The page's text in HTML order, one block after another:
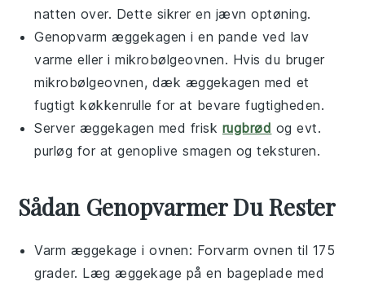
natten over. Dette sikrer en jævn optøning.
Genopvarm æggekagen i en pande ved lav
varme eller i mikrobølgeovnen. Hvis du bruger
mikrobølgeovnen, dæk æggekagen med et
fugtigt køkkenrulle for at bevare fugtigheden.
Server æggekagen med frisk rugbrød og evt.
purløg for at genoplive smagen og teksturen.
Sådan Genopvarmer Du Rester
Varm æggekage i ovnen: Forvarm ovnen til 175
grader. Lægæggekage på en bageplade med